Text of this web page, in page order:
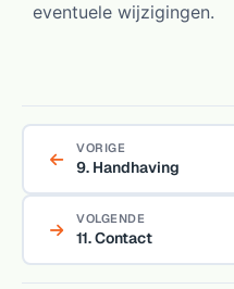
eventuele wijzigingen.
VORIGE
9. Handhaving
VOLGENDE
11. Contact